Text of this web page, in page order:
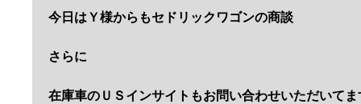
今日はＹ様からもセドリックワゴンの商談
さらに
在庫車のＵＳインサイトもお問い合わせいただいてま